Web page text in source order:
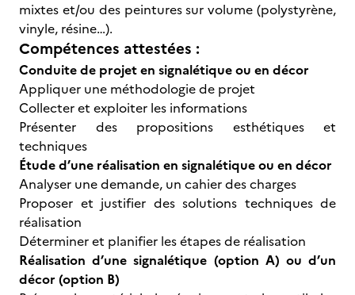
mixtes et/ou des peintures sur volume (polystyrène,
vinyle, résine…).
Compétences attestées :
Conduite de projet en signalétique ou en décor
Appliquer une méthodologie de projet
Collecter et exploiter les informations
Présenter des propositions esthétiques et
techniques
Étude d’une réalisation en signalétique ou en décor
Analyser une demande, un cahier des charges
Proposer et justifier des solutions techniques de
réalisation
Déterminer et planifier les étapes de réalisation
Réalisation d’une signalétique (option A) ou d’un
décor (option B)